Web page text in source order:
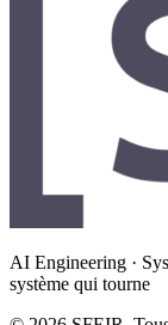
AI Engineering ·
système qui tourne